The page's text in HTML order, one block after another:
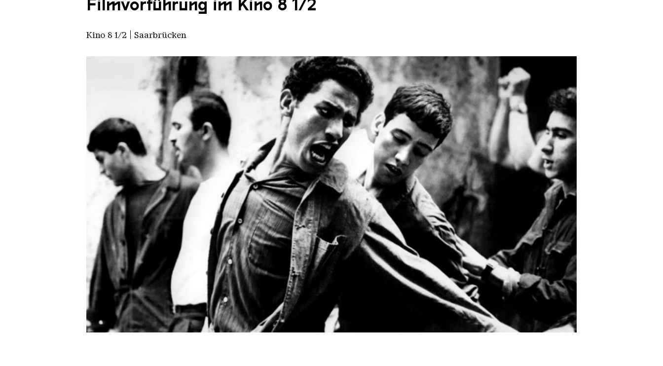
Filmvorführung im Kino 8 1/2
Kino 8 1/2 | Saarbrücken
Bataille Dalger